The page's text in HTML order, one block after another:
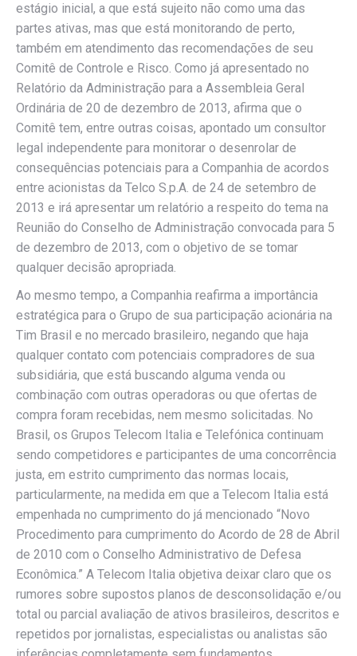
estágio inicial, a que está sujeito não como uma das
partes ativas, mas que está monitorando de perto,
também em atendimento das recomendações de seu
Comitê de Controle e Risco. Como já apresentado no
Relatório da Administração para a Assembleia Geral
Ordinária de 20 de dezembro de 2013, afirma que o
Comitê tem, entre outras coisas, apontado um consultor
legal independente para monitorar o desenrolar de
consequências potenciais para a Companhia de acordos
entre acionistas da Telco S.p.A. de 24 de setembro de
2013 e irá apresentar um relatório a respeito do tema na
Reunião do Conselho de Administração convocada para 5
de dezembro de 2013, com o objetivo de se tomar
qualquer decisão apropriada.
Ao mesmo tempo, a Companhia reafirma a importância
estratégica para o Grupo de sua participação acionária na
Tim Brasil e no mercado brasileiro, negando que haja
qualquer contato com potenciais compradores de sua
subsidiária, que está buscando alguma venda ou
combinação com outras operadoras ou que ofertas de
compra foram recebidas, nem mesmo solicitadas. No
Brasil, os Grupos Telecom Italia e Telefónica continuam
sendo competidores e participantes de uma concorrência
justa, em estrito cumprimento das normas locais,
particularmente, na medida em que a Telecom Italia está
empenhada no cumprimento do já mencionado “Novo
Procedimento para cumprimento do Acordo de 28 de Abril
de 2010 com o Conselho Administrativo de Defesa
Econômica.” A Telecom Italia objetiva deixar claro que os
rumores sobre supostos planos de desconsolidação e/ou
total ou parcial avaliação de ativos brasileiros, descritos e
repetidos por jornalistas, especialistas ou analistas são